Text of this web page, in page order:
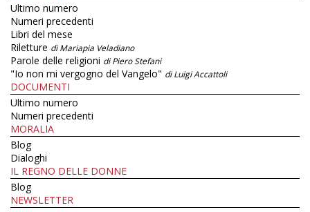
Ultimo numero
Numeri precedenti
Libri del mese
Riletture di Mariapia Veladiano
Parole delle religioni di Piero Stefani
"Io non mi vergogno del Vangelo" di Luigi Accattoli
DOCUMENTI
Ultimo numero
Numeri precedenti
MORALIA
Blog
Dialoghi
IL REGNO DELLE DONNE
Blog
NEWSLETTER